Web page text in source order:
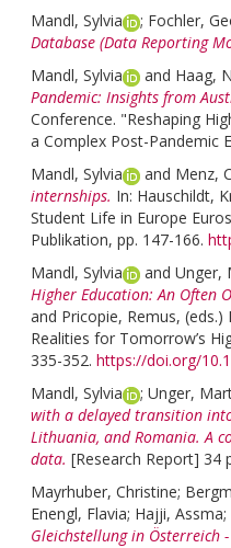
Mandl, Sylvia
; Fochler,
Database (Data Reporting
Mandl, Sylvia
and Haag,
Pandemic: Insights from
Conference. "Reshaping
a Complex Post-Pandemic
Mandl, Sylvia
and Menz,
internships. In: Hauschildt,
Student Life in Europe
Publikation, pp. 147-166.
Mandl, Sylvia
and Unger,
Higher Education: An Often
and Pricopie, Remus, (eds.)
Realities for Tomorrow’s
335-352. https://doi.org/
Mandl, Sylvia
; Unger,
with a delayed transition
Lithuania, and Romania. A
data. [Research Report] 34
Mayrhuber, Christine;
Enengl, Flavia; Hajji, Assma;
Gleichstellung in Österreich